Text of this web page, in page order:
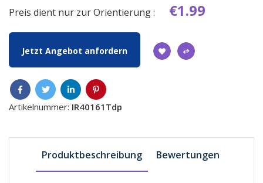
Preis dient nur zur Orientierung : €1.99
Jetzt Angebot anfordern
Artikelnummer: IR40161Tdp
Produktbeschreibung Bewertungen